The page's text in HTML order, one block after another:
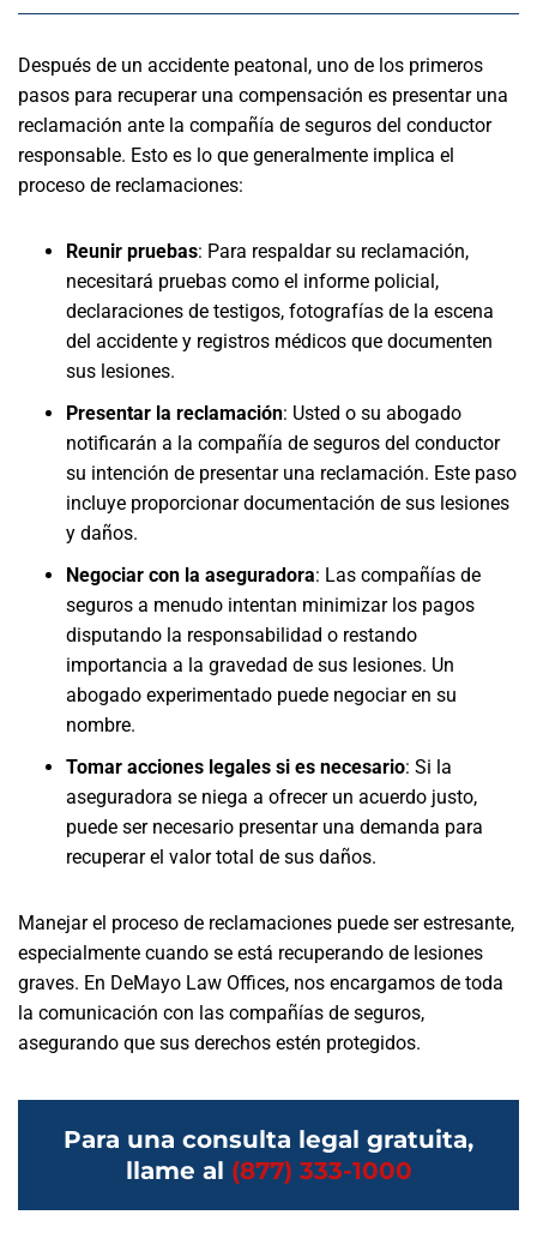
Después de un accidente peatonal, uno de los primeros
pasos para recuperar una compensación es presentar una
reclamación ante la compañía de seguros del conductor
responsable. Esto es lo que generalmente implica el
proceso de reclamaciones:
Reunir pruebas: Para respaldar su reclamación,
necesitará pruebas como el informe policial,
declaraciones de testigos, fotografías de la escena
del accidente y registros médicos que documenten
sus lesiones.
Presentar la reclamación: Usted o su abogado
notificarán a la compañía de seguros del conductor
su intención de presentar una reclamación. Este paso
incluye proporcionar documentación de sus lesiones
y daños.
Negociar con la aseguradora: Las compañías de
seguros a menudo intentan minimizar los pagos
disputando la responsabilidad o restando
importancia a la gravedad de sus lesiones. Un
abogado experimentado puede negociar en su
nombre.
Tomar acciones legales si es necesario: Si la
aseguradora se niega a ofrecer un acuerdo justo,
puede ser necesario presentar una demanda para
recuperar el valor total de sus daños.
Manejar el proceso de reclamaciones puede ser estresante,
especialmente cuando se está recuperando de lesiones
graves. En DeMayo Law Offices, nos encargamos de toda
la comunicación con las compañías de seguros,
asegurando que sus derechos estén protegidos.
Para una consulta legal gratuita,
llame al (877) 333-1000